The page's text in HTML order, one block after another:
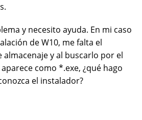
y necesito ayuda. En mi caso
de W10, me falta el
y al buscarlo por el
como *.exe, ¿qué hago
el instalador?